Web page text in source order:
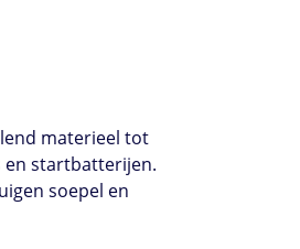
materieel tot
en startbatterijen.
soepel en